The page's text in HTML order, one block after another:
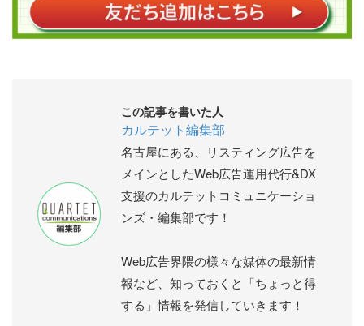
この記事を書いた人
カルテット編集部
名古屋にある、リスティング広告を
メインとしたWeb広告運用代行&DX
支援のカルテットコミュニケーショ
ンズ・編集部です！
Web広告界隈の様々な媒体の最新情
報など、知っておくと「ちょっと得
する」情報を発信していきます！